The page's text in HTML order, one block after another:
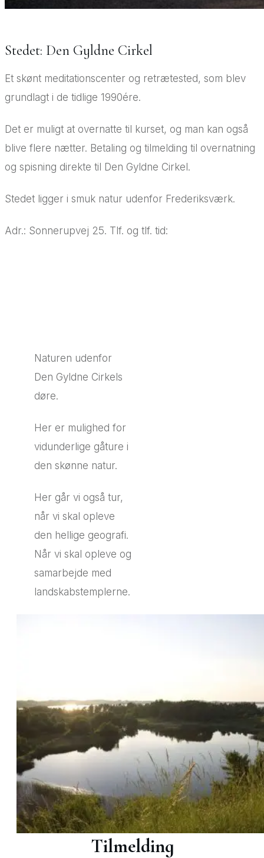
Stedet: Den Gyldne Cirkel
Et skønt meditationscenter og retrætested, som blev
grundlagt i de tidlige 1990ére.
Det er muligt at overnatte til kurset, og man kan også
blive flere nætter. Betaling og tilmelding til overnatning
og spisning direkte til Den Gyldne Cirkel.
Stedet ligger i smuk natur udenfor Frederiksværk.
Adr.: Sonnerupvej 25. Tlf. og tlf. tid:
Naturen udenfor
Den Gyldne Cirkels
døre.
Her er mulighed for
vidunderlige gåture i
den skønne natur.
Her går vi også tur,
når vi skal opleve
den hellige geografi.
Når vi skal opleve og
samarbejde med
landskabstemplerne.
Tilmelding